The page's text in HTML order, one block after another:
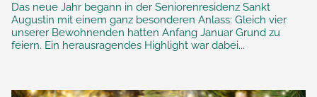
Das neue Jahr begann in der Seniorenresidenz Sankt
Augustin mit einem ganz besonderen Anlass: Gleich vier
unserer Bewohnenden hatten Anfang Januar Grund zu
feiern. Ein herausragendes Highlight war dabei...